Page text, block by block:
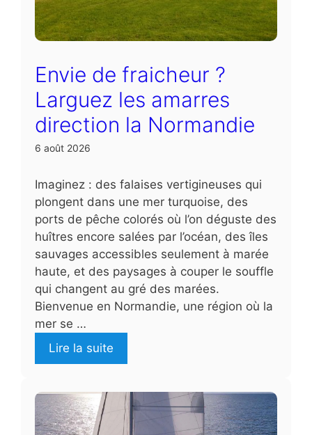
Envie de fraicheur ?
Larguez les amarres
direction la Normandie
6 août 2026
Imaginez : des falaises vertigineuses qui
plongent dans une mer turquoise, des
ports de pêche colorés où l’on déguste des
huîtres encore salées par l’océan, des îles
sauvages accessibles seulement à marée
haute, et des paysages à couper le souffle
qui changent au gré des marées.
Bienvenue en Normandie, une région où la
mer se …
Lire la suite